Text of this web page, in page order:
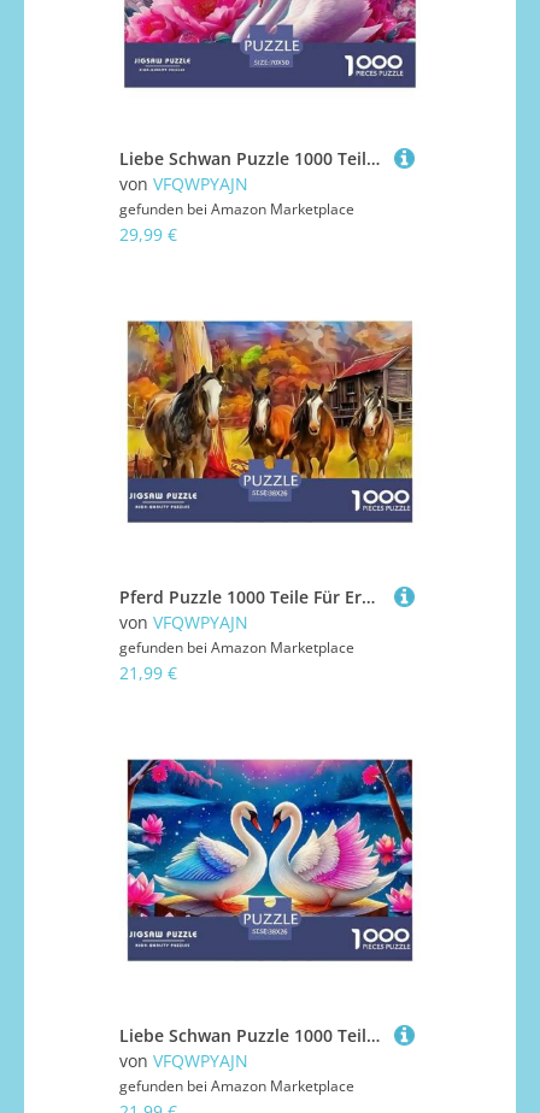
Liebe Schwan Puzzle 1000 Teile Liebe Schwan Für Erwachsene Kinder Clevere Rätsel Für Pädagogisches Spiel 70x50cm/1000pcs
von VFQWPYAJN
gefunden bei Amazon Marketplace
29,99 €
Pferd Puzzle 1000 Teile Für Erwachsene Und Kinder Ab 14 Jahren Puzzles-Geschenk Impossible Game 38x26cm/1000pcs
von VFQWPYAJN
gefunden bei Amazon Marketplace
21,99 €
Liebe Schwan Puzzle 1000 Teile Liebe Schwan Für Erwachsene Kinder Mit Gemütliche Studie-Motiv Für Pädagogisches Spiel 38x26cm/1000pcs
von VFQWPYAJN
gefunden bei Amazon Marketplace